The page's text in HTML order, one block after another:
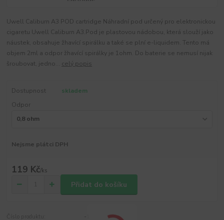
Uwell Caliburn A3 POD cartridge Náhradní pod určený pro elektronickou
cigaretu Uwell Caliburn A3.Pod je plastovou nádobou, která slouží jako
náustek, obsahuje žhavící spirálku a také se plní e-liquidem. Tento má
objem 2ml a odpor žhavící spirálky je 1ohm. Do baterie se nemusí nijak
šroubovat, jedno... celý popis
Dostupnost
skladem
Odpor
Nejsme plátci DPH
119 Kč/ks
Přidat do košíku